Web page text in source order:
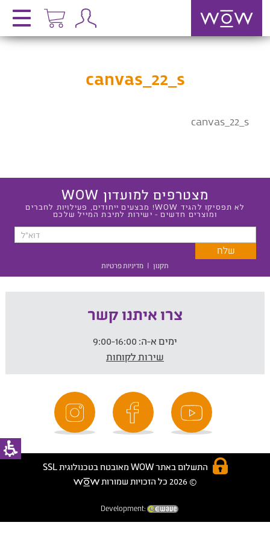
canvas_22_s
canvas_22_s
מצטרפים למועדון WOW
לא תפסיקו להגיד WOW! מבצעים ייחודים, פעילויות לחברים
ומוצרים חדשים - ישירות לתיבת המייל שלכם
תקנון | מדיניות פרטיות
צרו איתנו קשר
ימים א-ה:
שירות לקוחות
התשלום באתר WOW מאובטח בטכנולוגית SSL
© 2026 כל הזכויות שמורות
Development: